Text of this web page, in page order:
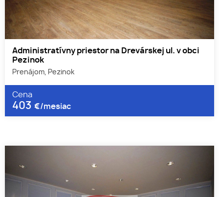
Administratívny priestor na Drevárskej ul. v obci
Pezinok
Prenájom, Pezinok
Cena
403 €/mesiac